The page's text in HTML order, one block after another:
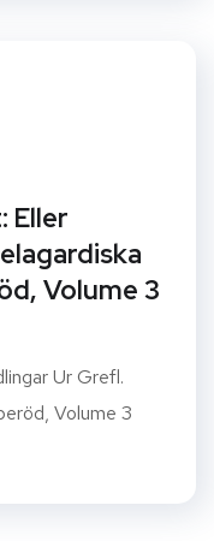
Eller
Volume 3
Ur Grefl.
Volume 3